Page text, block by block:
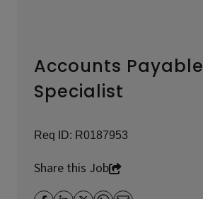
Accounts Payable
Specialist
Req ID: R0187953
Share this Job